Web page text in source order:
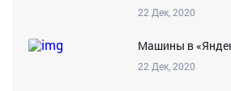
22 Дек, 2020
Машины в
22 Дек, 2020